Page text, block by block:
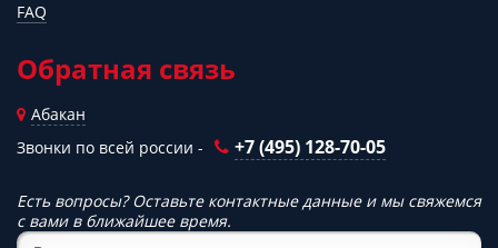
FAQ
Обратная связь
Абакан
Звонки по всей россии -
+7 (495) 128-70-05
Есть вопросы? Оставьте контактные данные и мы свяжемся
с вами в ближайшее время.